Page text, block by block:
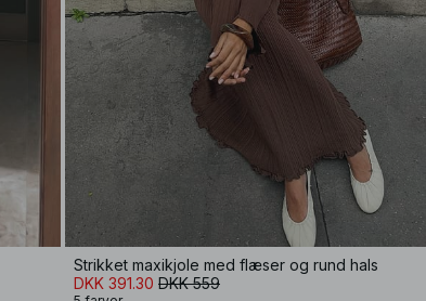
Strikket maxikjole med flæser og rund hals
DKK 391.30 DKK 559